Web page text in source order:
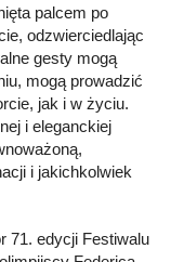
palcem po
odzwierciedlając
gesty mogą
mogą prowadzić
jak i w życiu.
i eleganckiej
i jakichkolwiek
71. edycji Festiwalu